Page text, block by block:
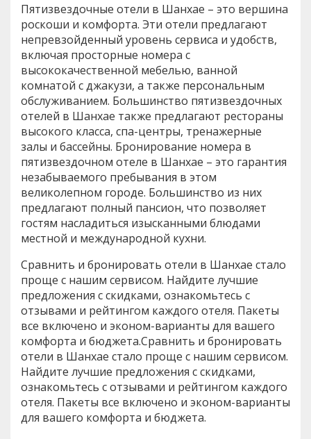
Пятизвездочные отели в Шанхае – это вершина
роскоши и комфорта. Эти отели предлагают
непревзойденный уровень сервиса и удобств,
включая просторные номера с
высококачественной мебелью, ванной
комнатой с джакузи, а также персональным
обслуживанием. Большинство пятизвездочных
отелей в Шанхае также предлагают рестораны
высокого класса, спа-центры, тренажерные
залы и бассейны. Бронирование номера в
пятизвездочном отеле в Шанхае – это гарантия
незабываемого пребывания в этом
великолепном городе. Большинство из них
предлагают полный пансион, что позволяет
гостям насладиться изысканными блюдами
местной и международной кухни.
Сравнить и бронировать отели в Шанхае стало
проще с нашим сервисом. Найдите лучшие
предложения с скидками, ознакомьтесь с
отзывами и рейтингом каждого отеля. Пакеты
все включено и эконом-варианты для вашего
комфорта и бюджета.Сравнить и бронировать
отели в Шанхае стало проще с нашим сервисом.
Найдите лучшие предложения с скидками,
ознакомьтесь с отзывами и рейтингом каждого
отеля. Пакеты все включено и эконом-варианты
для вашего комфорта и бюджета.